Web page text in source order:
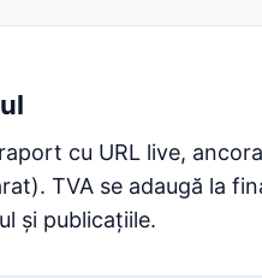
cu URL live,
TVA se adaugă la
și publicațiile.